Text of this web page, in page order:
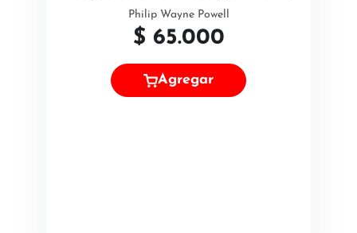
Philip Wayne Powell
$ 65.000
Agregar